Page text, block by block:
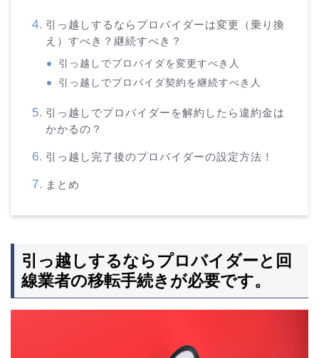
引っ越しするならプロバイダーは変更（乗り換
え）すべき？継続すべき？
引っ越しでプロバイダを変更すべき人
引っ越しでプロバイダ契約を継続すべき人
引っ越しでプロバイダーを解約したら違約金は
かかるの？
引っ越し完了後のプロバイダーの設定方法！
まとめ
引っ越しするならプロバイダーと回
線業者の移転手続きが必要です。